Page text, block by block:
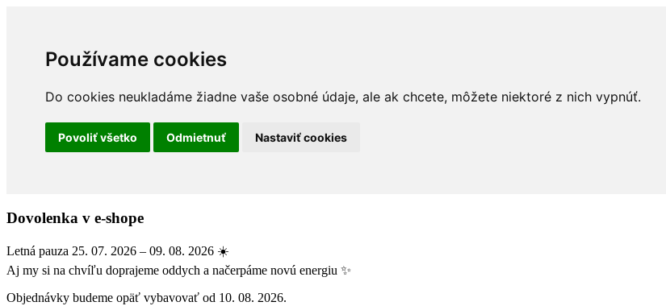
Používame cookies
Do cookies neukladáme žiadne vaše osobné údaje, ale ak chcete, môžete niektoré z nich vypnúť.
Povoliť všetko Odmietnuť Nastaviť cookies
Dovolenka v e-shope
Letná pauza 25. 07. 2026 – 09. 08. 2026 ☀️
Aj my si na chvíľu doprajeme oddych a načerpáme novú energiu ✨
Objednávky budeme opäť vybavovať od 10. 08. 2026.